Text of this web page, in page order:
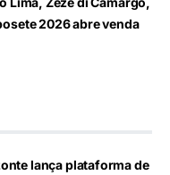
2026 abre venda
lança plataforma de